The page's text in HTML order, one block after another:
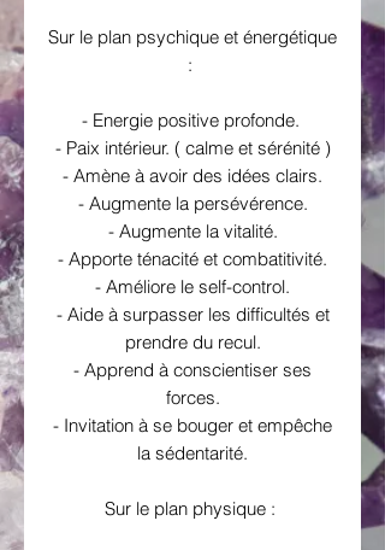
Sur le plan psychique et énergétique
:
- Energie positive profonde.
- Paix intérieur. ( calme et sérénité )
- Amène à avoir des idées clairs.
- Augmente la persévérence.
- Augmente la vitalité.
- Apporte ténacité et combatitivité.
- Améliore le self-control.
- Aide à surpasser les difficultés et
prendre du recul.
- Apprend à conscientiser ses
forces.
- Invitation à se bouger et empêche
la sédentarité.
Sur le plan physique :